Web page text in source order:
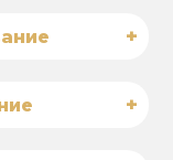
+
+